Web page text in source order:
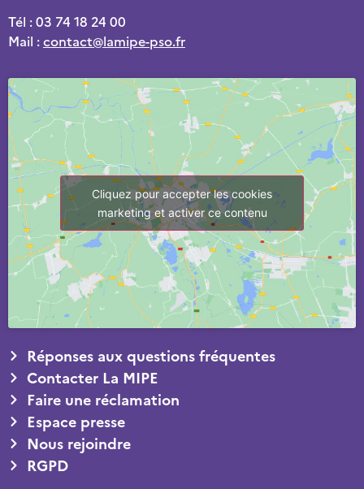
Tél : 03 74 18 24 00
Mail :contact@lamipe-pso.fr
Cliquez pour accepter les cookies
marketing et activer ce contenu
Réponses aux questions fréquentes
Contacter La MIPE
Faire une réclamation
Espace presse
Nous rejoindre
RGPD